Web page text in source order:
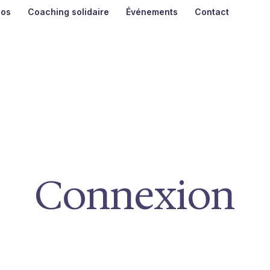
Coaching solidaire Événements Contact
Connexion